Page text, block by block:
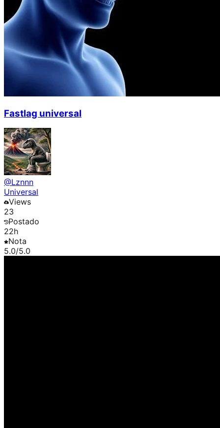
Fastlag universal
@Lznnn
Universal
Views
23
Postado
22h
Nota
5.0/5.0